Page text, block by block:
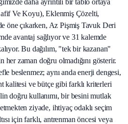
Ve Koyu), Eklenmiş Çözelti,
öne çıkarken, Az Pişmiş Tavuk Deri
avantaj sağlıyor ve 31 kalemde
Bu dağılım, "tek bir kazanan"
her zaman doğru olmadığını gösterir.
beslenmez; aynı anda enerji dengesi,
kalitesi ve bütçe gibi farklı kriterleri
doğru kullanımı, bir besini mutlak
ziyade, ihtiyaç odaklı seçim
için farklı, antrenman öncesi veya